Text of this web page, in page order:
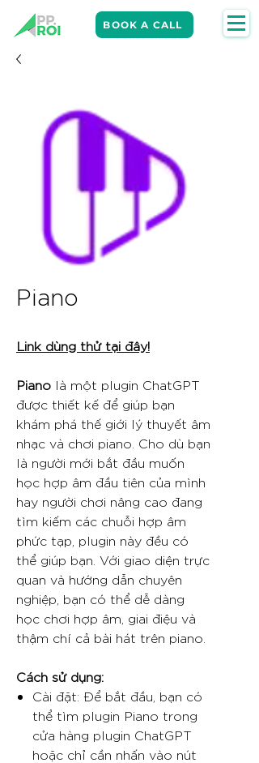
BOOK A CALL
Piano
Link dùng thử tại đây!
Piano là một plugin ChatGPT
được thiết kế để giúp bạn
khám phá thế giới lý thuyết âm
nhạc và chơi piano. Cho dù bạn
là người mới bắt đầu muốn
học hợp âm đầu tiên của mình
hay người chơi nâng cao đang
tìm kiếm các chuỗi hợp âm
phức tạp, plugin này đều có
thể giúp bạn. Với giao diện trực
quan và hướng dẫn chuyên
nghiệp, bạn có thể dễ dàng
học chơi hợp âm, giai điệu và
thậm chí cả bài hát trên piano.
Cách sử dụng:
Cài đặt: Để bắt đầu, bạn có
thể tìm plugin Piano trong
cửa hàng plugin ChatGPT
hoặc chỉ cần nhấn vào nút